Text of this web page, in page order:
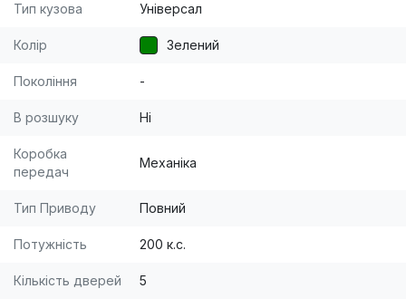
Тип кузова Універсал
Колір Зелений
Покоління -
В розшуку Ні
Коробка
передач
Механіка
Тип Приводу Повний
Потужність 200 к.с.
Кількість дверей 5